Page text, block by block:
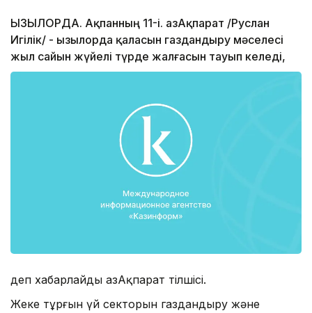
ҚЫЗЫЛОРДА. Ақпанның 11-і. ҚазАқпарат /Руслан
Игілік/ - Қызылорда қаласын газдандыру мәселесі
жыл сайын жүйелі түрде жалғасын тауып келеді,
деп хабарлайды ҚазАқпарат тілшісі.
Жеке тұрғын үй секторын газдандыру және